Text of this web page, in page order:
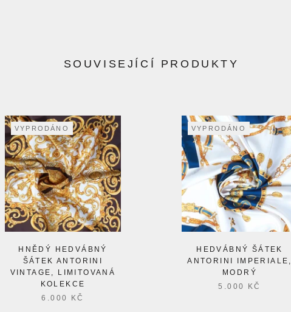
SOUVISEJÍCÍ PRODUKTY
VYPRODÁNO
HNĚDÝ HEDVÁBNÝ
ŠÁTEK ANTORINI
VINTAGE, LIMITOVANÁ
KOLEKCE
6.000 KČ
VYPRODÁNO
HEDVÁBNÝ ŠÁTEK
ANTORINI IMPERIALE,
MODRÝ
5.000 KČ